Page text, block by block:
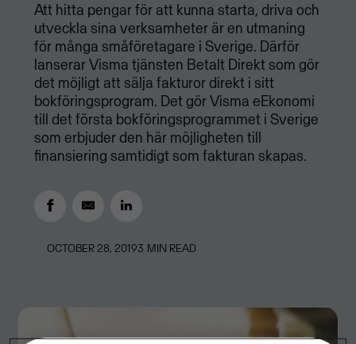
Att hitta pengar för att kunna starta, driva och
utveckla sina verksamheter är en utmaning
för många småföretagare i Sverige. Därför
lanserar Visma tjänsten Betalt Direkt som gör
det möjligt att sälja fakturor direkt i sitt
bokföringsprogram. Det gör Visma eEkonomi
till det första bokföringsprogrammet i Sverige
som erbjuder den här möjligheten till
finansiering samtidigt som fakturan skapas.
OCTOBER 28, 20193 MIN READ